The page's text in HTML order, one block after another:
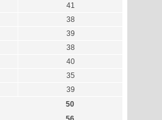
41
38
39
38
40
35
39
50